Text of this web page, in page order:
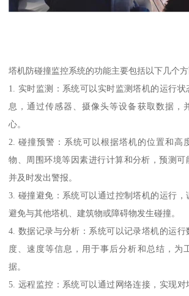
塔机防碰撞监控系统的功能主要包括以下几个方
1. 实时监测：系统可以实时监测塔机的运行
息，通过传感器、摄像头等设备获取数据，
心。
2. 碰撞预警：系统可以根据塔机的位置和高
物、周围环境等因素进行计算和分析，预测可
并及时发出警报。
3. 碰撞避免：系统可以通过控制塔机的运行，
避免与其他塔机、建筑物或障碍物发生碰撞。
4. 数据记录与分析：系统可以记录塔机的运
度、速度等信息，用于事后分析和总结，为
据。
5. 远程监控：系统可以通过网络连接，实现